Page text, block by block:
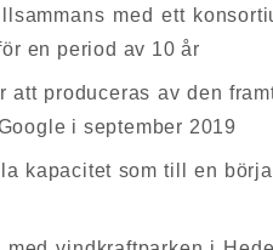
med ett
en period av 10 år
att produceras av den
i september 2019
kapacitet som till en